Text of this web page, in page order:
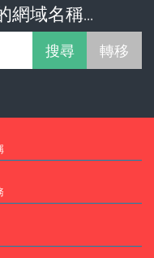
網域名稱...